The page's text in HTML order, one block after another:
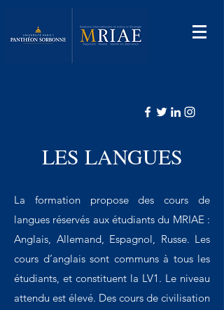
LES LANGUES
La formation propose des cours de
langues réservés aux étudiants du MRIAE :
Anglais, Allemand, Espagnol, Russe. Les
cours d’anglais sont communs à tous les
étudiants, et constituent la LV1. Le niveau
attendu est élevé. Des cours de civilisation